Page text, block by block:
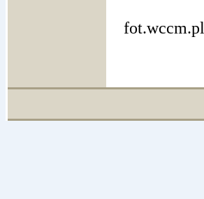
fot.wccm.pl